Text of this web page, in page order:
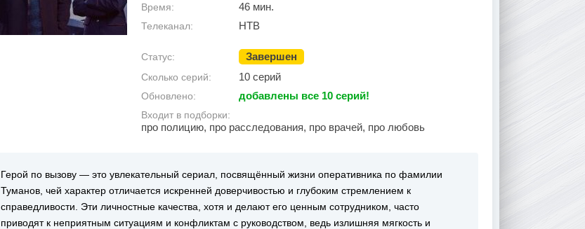
Время: 46 мин.
Телеканал: НТВ
Статус: Завершен
Сколько серий: 10 серий
Обновлено: добавлены все 10 серий!
Входит в подборки:
про полицию, про расследования, про врачей, про любовь
Герой по вызову — это увлекательный сериал, посвящённый жизни оперативника по фамилии
Туманов, чей характер отличается искренней доверчивостью и глубоким стремлением к
справедливости. Эти личностные качества, хотя и делают его ценным сотрудником, часто
приводят к неприятным ситуациям и конфликтам с руководством, ведь излишняя мягкость и